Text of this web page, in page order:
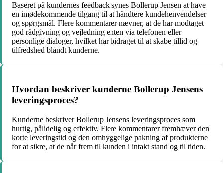
Baseret på kundernes feedback synes Bollerup Jensen at have
en imødekommende tilgang til at håndtere kundehenvendelser
og spørgsmål. Flere kommentarer nævner, at de har modtaget
god rådgivning og vejledning enten via telefonen eller
personlige dialoger, hvilket har bidraget til at skabe tillid og
tilfredshed blandt kunderne.
Hvordan beskriver kunderne Bollerup Jensens
leveringsproces?
Kunderne beskriver Bollerup Jensens leveringsproces som
hurtig, pålidelig og effektiv. Flere kommentarer fremhæver den
korte leveringstid og den omhyggelige pakning af produkterne
for at sikre, at de når frem til kunden i intakt stand og til tiden.